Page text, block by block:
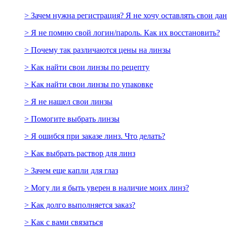
> Зачем нужна регистрация? Я не хочу оставлять свои
> Я не помню свой логин/пароль. Как их восстановить?
> Почему так различаются цены на линзы
> Как найти свои линзы по рецепту
> Как найти свои линзы по упаковке
> Я не нашел свои линзы
> Помогите выбрать линзы
> Я ошибся при заказе линз. Что делать?
> Как выбрать раствор для линз
> Зачем еще капли для глаз
> Могу ли я быть уверен в наличие моих линз?
> Как долго выполняется заказ?
> Как с вами связаться